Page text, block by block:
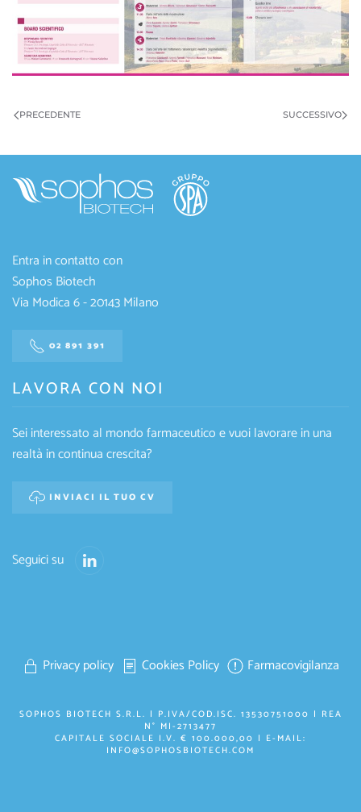
PRECEDENTE SUCCESSIVO
Entra in contatto con
Sophos Biotech
Via Modica 6 - 20143 Milano
02 891 391
LAVORA CON NOI
Sei interessato al mondo farmaceutico e vuoi lavorare in una
realtà in continua crescita?
INVIACI IL TUO CV
Seguici su
Privacy policy Cookies Policy Farmacovigilanza
SOPHOS BIOTECH S.R.L. | P.IVA/COD.ISC. 13530751000 | REA
N° MI-2713477
CAPITALE SOCIALE I.V. € 100.000,00 | E-MAIL:
INFO@SOPHOSBIOTECH.COM